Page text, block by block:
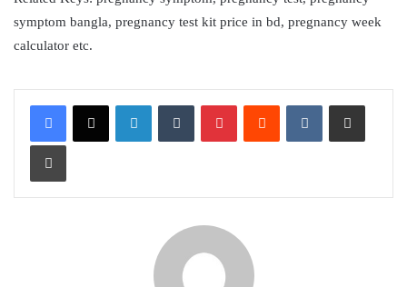
symptom bangla, pregnancy test kit price in bd, pregnancy week
calculator etc.
LinkedInTumblr PinterestReddit VKontakteShare via Email
Print